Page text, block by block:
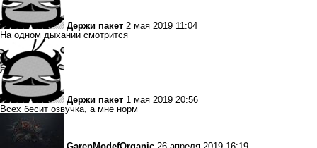
Держи пакет 2 мая 2019 11:04
На одном дыхании смотрится
Держи пакет 1 мая 2019 20:56
Всех бесит озвучка, а мне норм